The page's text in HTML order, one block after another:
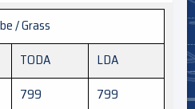
/ Grass
TODA
LDA
799
799